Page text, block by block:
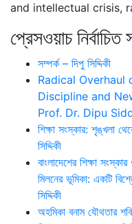
and intellectual crisis,
প্রেসওয়াচ নির্বাচিত
সম্পর্ক – দিপু সিদ্দিকী
Radical
Discipline and
Prof. Dr. Dipu
শিক্ষা সংস্কার: শৃঙ্খলা
সিদ্দিকী
বাংলাদেশের শিক্ষা
মিলনের ভূমিকা: একটি
সিদ্দিকী
অহমিকা বনাম যৌথতার